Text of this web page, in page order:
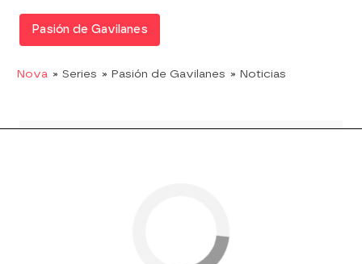
Pasión de Gavilanes
Nova » Series » Pasión de Gavilanes » Noticias